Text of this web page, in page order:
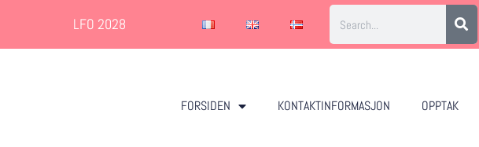
LFO 2028
FORSIDEN KONTAKTINFORMASJON OPPTAK